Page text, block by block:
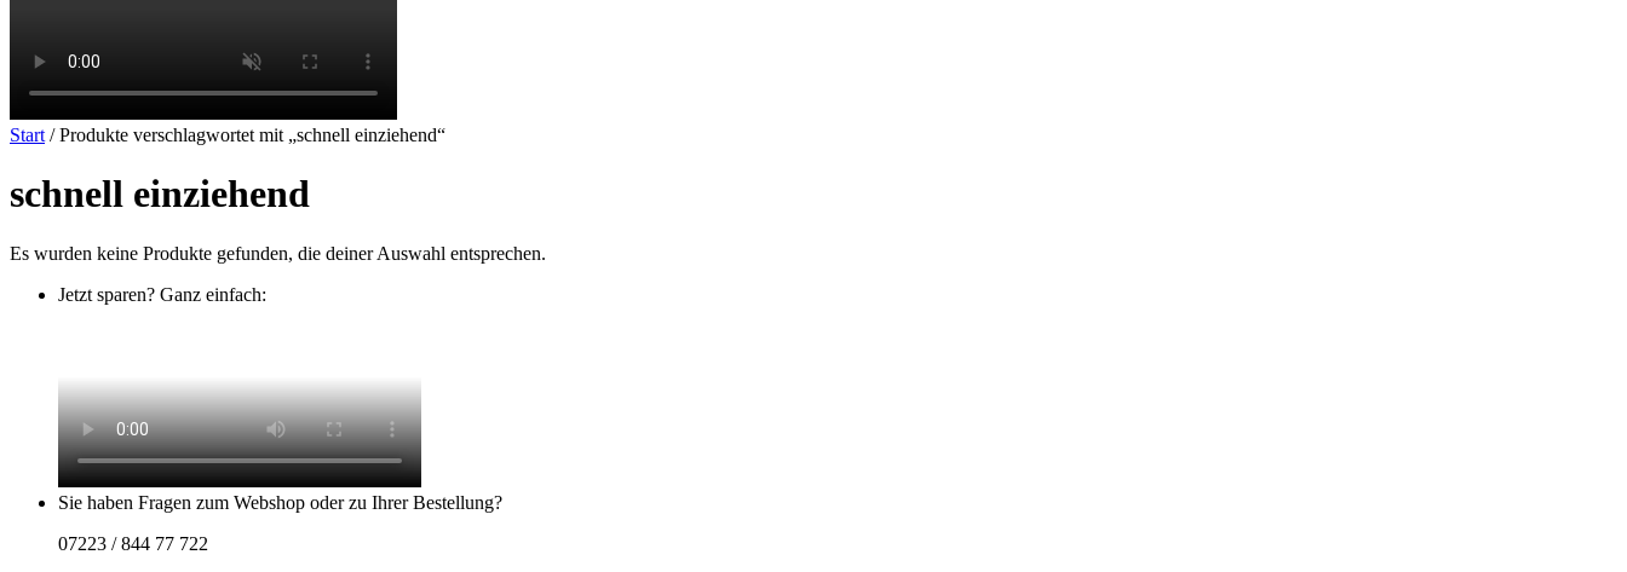
Start / Produkte verschlagwortet mit „schnell einziehend“
schnell einziehend
Es wurden keine Produkte gefunden, die deiner Auswahl entsprechen.
Jetzt sparen? Ganz einfach:
Sie haben Fragen zum Webshop oder zu Ihrer Bestellung?
07223 / 844 77 722